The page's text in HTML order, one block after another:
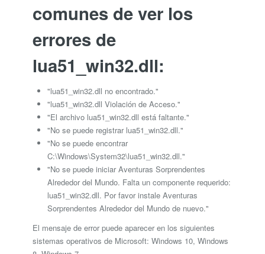
comunes de ver los
errores de
lua51_win32.dll:
"lua51_win32.dll no encontrado."
"lua51_win32.dll Violación de Acceso."
"El archivo lua51_win32.dll está faltante."
"No se puede registrar lua51_win32.dll."
"No se puede encontrar
C:\Windows\System32\lua51_win32.dll."
"No se puede iniciar Aventuras Sorprendentes
Alrededor del Mundo. Falta un componente requerido:
lua51_win32.dll. Por favor instale Aventuras
Sorprendentes Alrededor del Mundo de nuevo."
El mensaje de error puede aparecer en los siguientes
sistemas operativos de Microsoft: Windows 10, Windows